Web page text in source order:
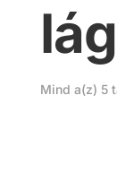
Mind a(z) 5